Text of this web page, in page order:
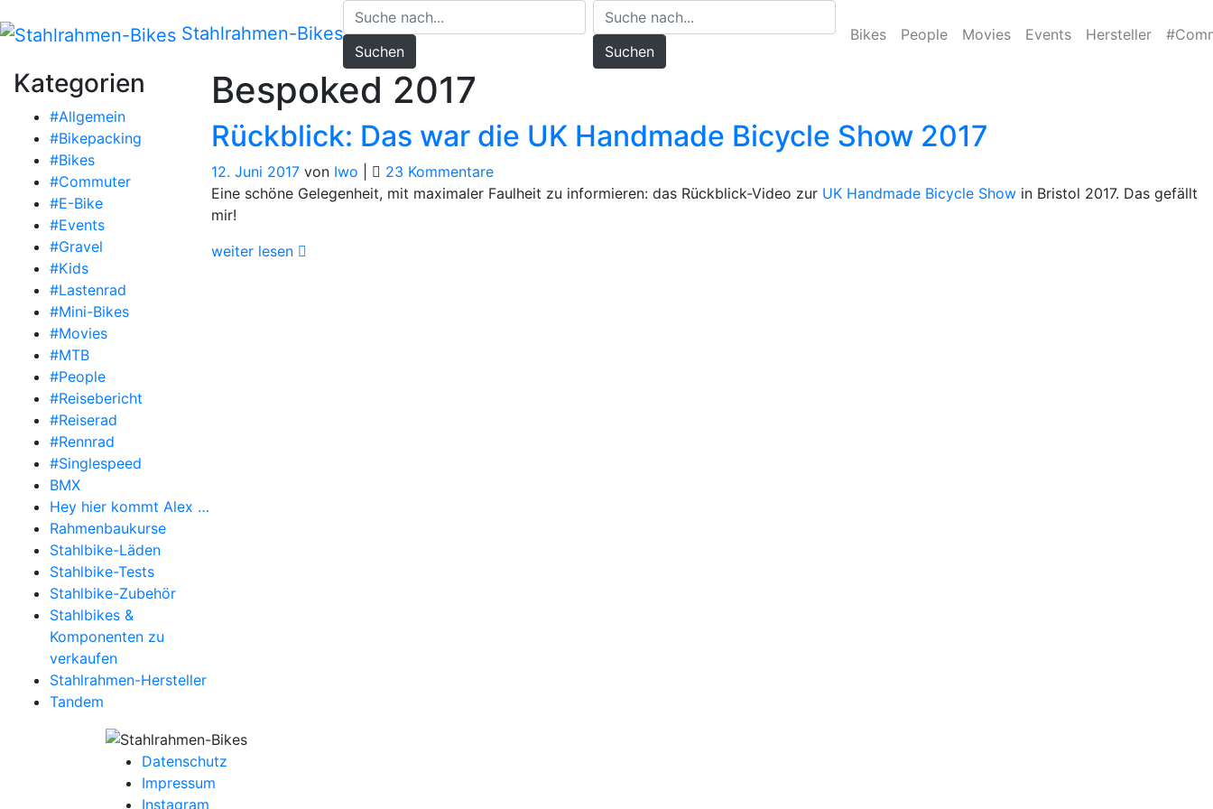
Inhalt
Stahlrahmen-Bikes
Suchen Suchen
Bikes People Movies Events Hersteller
Kategorien
#Allgemein
#Bikepacking
#Bikes
#Commuter
#E-Bike
#Events
#Gravel
#Kids
#Lastenrad
#Mini-Bikes
#Movies
#MTB
#People
#Reisebericht
#Reiserad
#Rennrad
#Singlespeed
BMX
Hey hier kommt Alex …
Rahmenbaukurse
Stahlbike-Läden
Stahlbike-Tests
Stahlbike-Zubehör
Stahlbikes &
Komponenten zu
verkaufen
Stahlrahmen-Hersteller
Tandem
Bespoked 2017
Rückblick: Das war die UK Handmade Bicycle Show 2017
12. Juni 2017 von Iwo 23 Kommentarezu
Rückblick:
Eine schöne Gelegenheit, mit maximaler Faulheit zu informieren: das Rückblick-Video zur UK Handmade Bicycle Show in Bristol 2017. Das gefällt
mir!
weiter lesen
Datenschutz
Impressum
Instagram